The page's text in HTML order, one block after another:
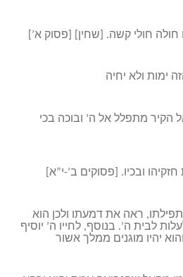
חולה חולי קשה. [שחין] [פסוק א’]
ובכיו. [פסוקים ב’-י”א]
לבית ה’. בנוסף, לחייו ה’ יוסיף